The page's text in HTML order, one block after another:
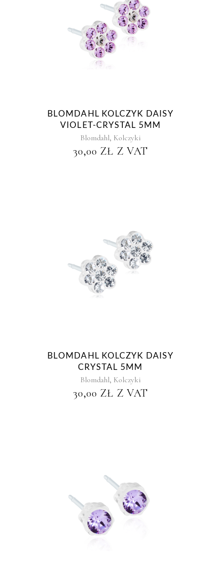
BLOMDAHL KOLCZYK DAISY
VIOLET-CRYSTAL 5MM
Blomdahl, Kolczyki
30,00 ZŁ Z VAT
BLOMDAHL KOLCZYK DAISY
CRYSTAL 5MM
Blomdahl, Kolczyki
30,00 ZŁ Z VAT